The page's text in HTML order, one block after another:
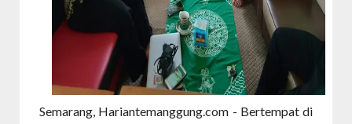
Semarang, Hariantemanggung.com - Bertempat di